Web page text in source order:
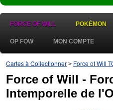
FORCE OF WILL POKÉMON
OP FOW MON COMPTE
Cartes à Collectionner > Force of Will
Force of Will -
Intemporelle de